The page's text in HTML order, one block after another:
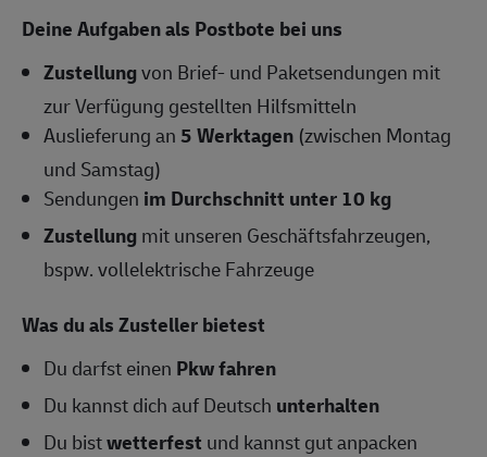
Deine Aufgaben als Postbote bei uns
Zustellungvon Brief- und Paketsendungen mit
zur Verfügung gestellten Hilfsmitteln
Auslieferung an5 Werktagen (zwischen Montag
und Samstag)
Sendungen im Durchschnitt unter 10 kg
Zustellungmit unseren Geschäftsfahrzeugen,
bspw. vollelektrische Fahrzeuge
Was du als Zusteller bietest
Du darfst einen Pkw fahren
Du kannst dich auf Deutsch unterhalten
Du bistwetterfest und kannst gut anpacken